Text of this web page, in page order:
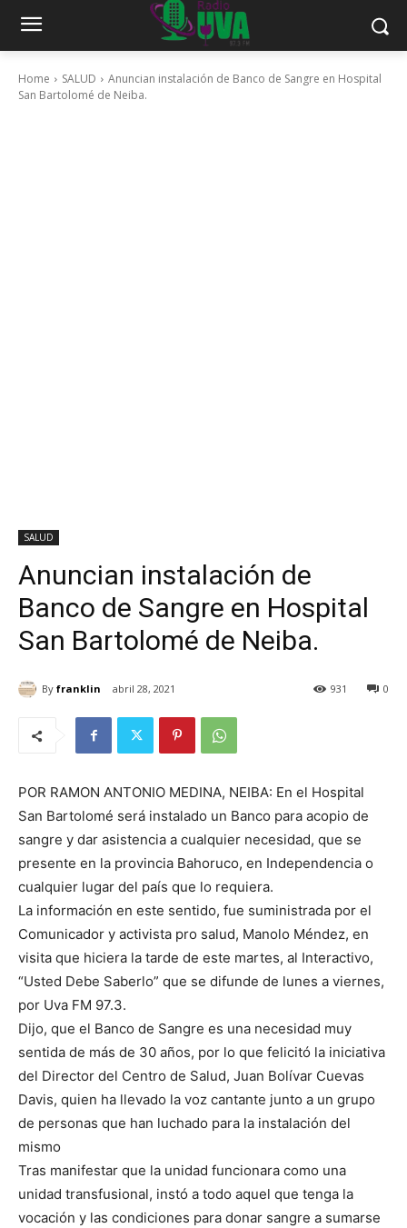
Home SALUD
Anuncian instalación de Banco de Sangre en Hospital
San Bartolomé de Neiba.
SALUD
Anuncian instalación de
Banco de Sangre en Hospital
San Bartolomé de Neiba.
By franklin abril 28, 2021 0
931
POR RAMON ANTONIO MEDINA, NEIBA: En el Hospital
San Bartolomé será instalado un Banco para acopio de
sangre y dar asistencia a cualquier necesidad, que se
presente en la provincia Bahoruco, en Independencia o
cualquier lugar del país que lo requiera.
La información en este sentido, fue suministrada por el
Comunicador y activista pro salud, Manolo Méndez, en
visita que hiciera la tarde de este martes, al Interactivo,
“Usted Debe Saberlo” que se difunde de lunes a viernes,
por Uva FM 97.3.
Dijo, que el Banco de Sangre es una necesidad muy
sentida de más de 30 años, por lo que felicitó la iniciativa
del Director del Centro de Salud, Juan Bolívar Cuevas
Davis, quien ha llevado la voz cantante junto a un grupo
de personas que han luchado para la instalación del
mismo
Tras manifestar que la unidad funcionara como una
unidad transfusional, instó a todo aquel que tenga la
vocación y las condiciones para donar sangre a sumarse